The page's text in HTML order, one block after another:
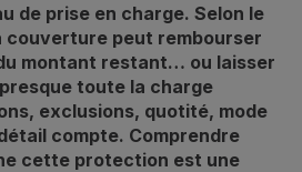
de prise en charge. Selon le
peut rembourser
montant restant… ou laisser
toute la charge
exclusions, quotité, mode
compte. Comprendre
cette protection est une